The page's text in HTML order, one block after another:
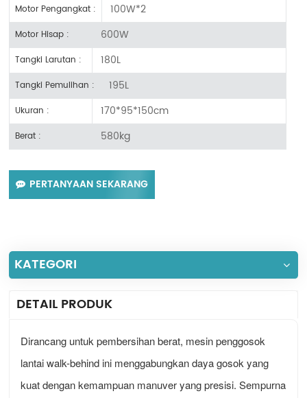
Motor Pengangkat : 100W*2
Motor Hisap : 600W
Tangki Larutan : 180L
Tangki Pemulihan : 195L
Ukuran : 170*95*150cm
Berat : 580kg
PERTANYAAN SEKARANG
KATEGORI
DETAIL PRODUK
Dirancang untuk pembersihan berat, mesin penggosok
lantai walk-behind ini menggabungkan daya gosok yang
kuat dengan kemampuan manuver yang presisi. Sempurna